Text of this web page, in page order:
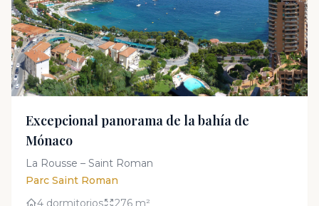
Excepcional panorama de la bahía de
Mónaco
La Rousse – Saint Roman
Parc Saint Roman
4 dormitorios
276 m²